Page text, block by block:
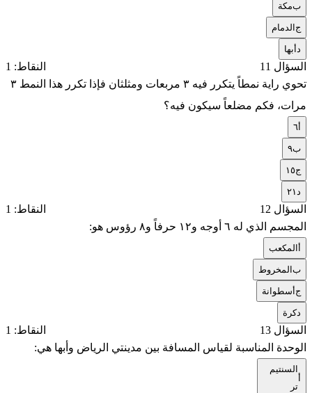
بمكة
جالدمام
أبها
السؤال 11
النقاط: 1
تحوي راية نمطاً يتكرر فيه ٣ مربعات ومثلثان فإذا تكرر هذا النمط ٣
مرات، فكم مضلعاً سيكون فيه؟
٦
ب٩
ج١٥
٢١
السؤال 12
النقاط: 1
المجسم الذي له ٦ أوجه و١٢ حرفاً و٨ رؤوس هو:
المكعب
بالمخروط
جأسطوانة
كرة
السؤال 13
النقاط: 1
الوحدة المناسبة لقياس المسافة بين مدينتي الرياض وأبها هي:
السنتيم
تر